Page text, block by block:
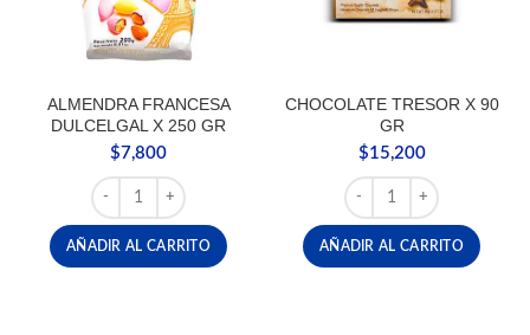
ALMENDRA FRANCESA
DULCELGAL X 250 GR
$7,800
ALMENDRA FRANCESA DULCELGAL X 250 GR cantidad
AÑADIR AL CARRITO
CHOCOLATE TRESOR X 90
GR
$15,200
CHOCOLATE TRESOR
AÑADIR AL CARRITO